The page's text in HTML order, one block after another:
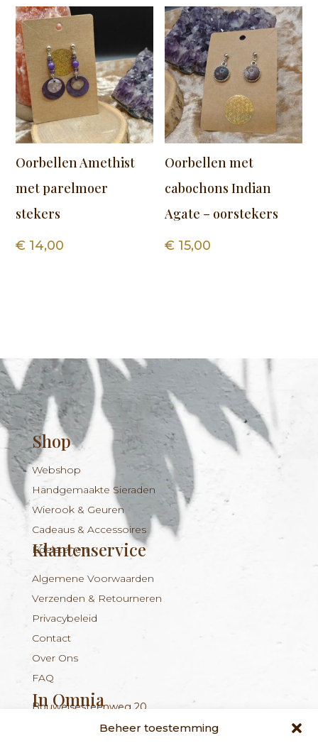
Beheer toestemming
Oorbellen Amethist
met parelmoer
stekers
€ 14,00
Oorbellen met
cabochons Indian
Agate – oorstekers
€ 15,00
Shop
Webshop
Handgemaakte Sieraden
Wierook & Geuren
Cadeaus & Accessoires
Edelstenen
Klantenservice
Algemene Voorwaarden
Verzenden & Retourneren
Privacybeleid
Contact
Over Ons
FAQ
In Omnia
Bouwelsesteenweg 20
BE 1029.893.045
info@inomnia.be
+324 56 96 16 94
Nieuwsbrief